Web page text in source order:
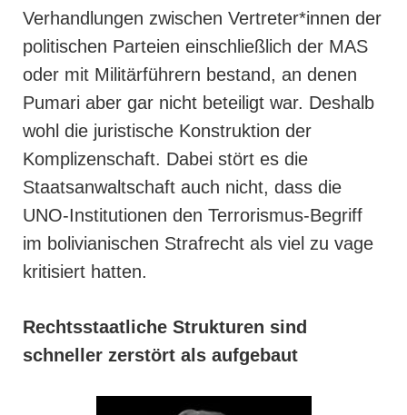
Verhandlungen zwischen Vertreter*innen der
politischen Parteien einschließlich der MAS
oder mit Militärführern bestand, an denen
Pumari aber gar nicht beteiligt war. Deshalb
wohl die juristische Konstruktion der
Komplizenschaft. Dabei stört es die
Staatsanwaltschaft auch nicht, dass die
UNO-Institutionen den Terrorismus-Begriff
im bolivianischen Strafrecht als viel zu vage
kritisiert hatten.
Rechtsstaatliche Strukturen sind
schneller zerstört als aufgebaut